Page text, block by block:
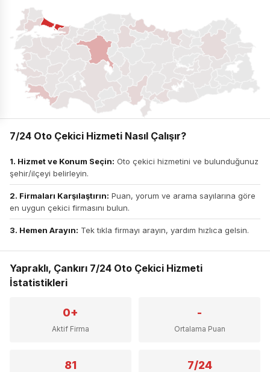
7/24 Oto Çekici Hizmeti Nasıl Çalışır?
1. Hizmet ve Konum Seçin: Oto çekici hizmetini ve bulunduğunuz
şehir/ilçeyi belirleyin.
2. Firmaları Karşılaştırın: Puan, yorum ve arama sayılarına göre
en uygun çekici firmasını bulun.
3. Hemen Arayın: Tek tıkla firmayı arayın, yardım hızlıca gelsin.
Yapraklı, Çankırı 7/24 Oto Çekici Hizmeti
İstatistikleri
0+
Aktif Firma
-
Ortalama Puan
81 7/24